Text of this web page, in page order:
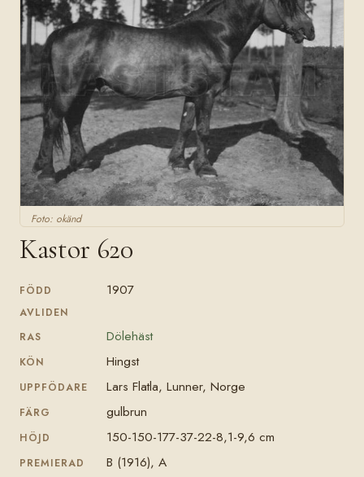
Foto: okänd
Kastor 620
FÖDD 1907
AVLIDEN
RAS
Dölehäst
KÖN Hingst
UPPFÖDARE Lars Flatla, Lunner, Norge
FÄRG gulbrun
HÖJD 150-150-177-37-22-8,1-9,6 cm
PREMIERAD B (1916), A